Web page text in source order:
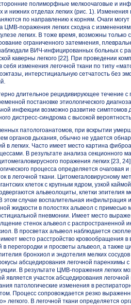
полиморфные мелкоочаговые и
и нижних отделах легких (рис. 1).
по направлению к корням. Очаги
ЦМВ-поражения легких сходна с
легких. В тоже время, возможны только
ограниченного затемнения,
ВИЧ-инфицированных больных с
каверны легкого [22]. При проведении
себя изменения легочной ткани по типу
интерстициальную сетчатость без
длительное рецидивирующее течение с
постановке этиологического
инфекции возможно развитие симптомов
дистресс-синдрома с высокой
патологоанатомов, при вскрытии
органов дыхания, обычно не удается
в легких. Часто имеет место картина
В результате анализа секционного
поражения легких [23,
процесса определяется очаговая
в легочной ткани. Цитомегаловирусному
клеток с крупным ядром, узкой
альвеолоциты, клетки эпителия
случае воспалительная инфильтрация
жидкости в полостях альвеол с
пневмонии. Имеет место
стенок альвеол с
В просветах альвеол наблюдается
место расстройство кровообращения в
в перегородки и просветы альвеол, а также
бронхиол и эндотелия мелких
абсцедирования легочной паренхимы
В результате ЦМВ-поражения легких
является участок абсцедирования
патологические изменения в
Процесс сопровождается резко
легкого. В легочной ткани определяется